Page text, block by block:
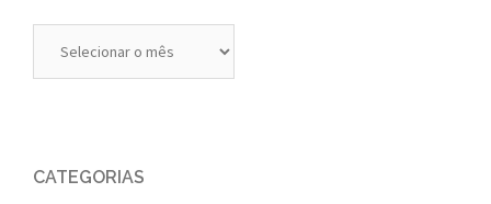
Anteriores
CATEGORIAS